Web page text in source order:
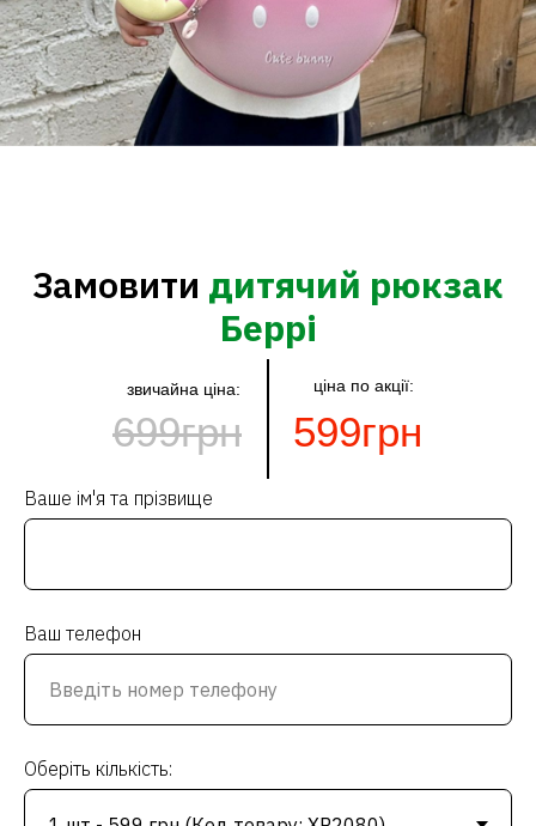
Замовити дитячий рюкзак
Беррі
звичайна ціна:
699грн 599грн
ціна по акції:
Ваше ім'я та прізвище
Ваш телефон
Оберіть кількість: